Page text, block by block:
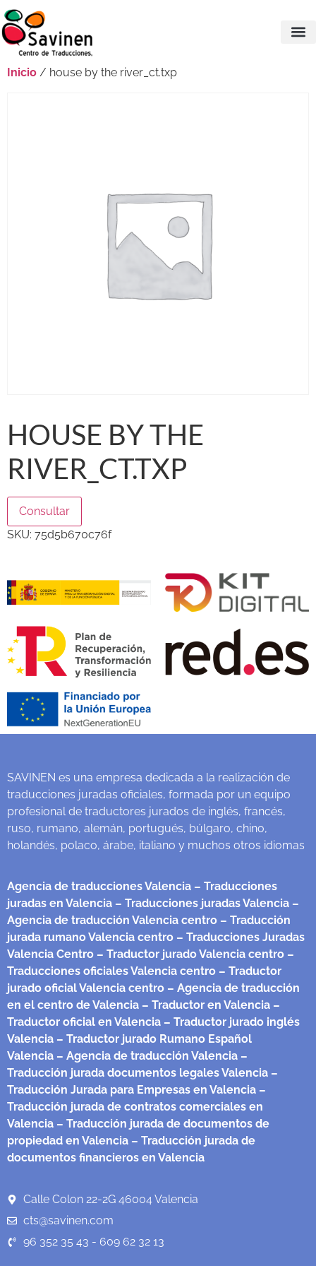
Inicio / house by the river_ct.txp
HOUSE BY THE
RIVER_CT.TXP
Consultar
SKU: 75d5b670c76f
SAVINEN es una empresa dedicada a la realización de
traducciones juradas oficiales, formada por un equipo
profesional de traductores jurados de inglés, francés,
ruso, rumano, alemán, portugués, búlgaro, chino,
holandés, polaco, árabe, italiano y muchos otros idiomas
Agencia de traducciones Valencia – Traducciones
juradas en Valencia – Traducciones juradas Valencia –
Agencia de traducción Valencia centro – Traducción
jurada rumano Valencia centro – Traducciones Juradas
Valencia Centro – Traductor jurado Valencia centro –
Traducciones oficiales Valencia centro – Traductor
jurado oficial Valencia centro – Agencia de traducción
en el centro de Valencia – Traductor en Valencia –
Traductor oficial en Valencia – Traductor jurado inglés
Valencia – Traductor jurado Rumano Español
Valencia – Agencia de traducción Valencia –
Traducción jurada documentos legales Valencia –
Traducción Jurada para Empresas en Valencia –
Traducción jurada de contratos comerciales en
Valencia – Traducción jurada de documentos de
propiedad en Valencia – Traducción jurada de
documentos financieros en Valencia
Calle Colon 22-2G 46004 Valencia
cts@savinen.com
96 352 35 43 - 609 62 32 13